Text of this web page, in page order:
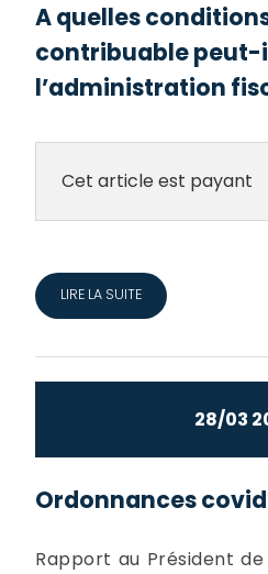
A quelles
contribuable peut-
l’administration
Cet article est payant
LIRE LA SUITE
28/03
Ordonnances
Rapport au Président